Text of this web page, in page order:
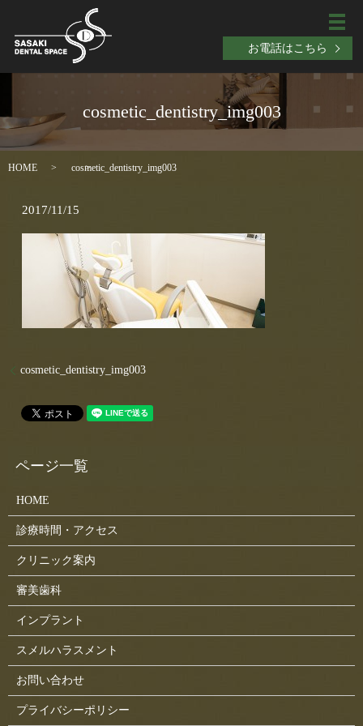
お電話はこちら
メ
cosmetic_dentistry_img003
HOME cosmetic_dentistry_img003
2017/11/15
cosmetic_dentistry_img003
HOME
診療時間・アクセス
クリニック案内
審美歯科
インプラント
スメルハラスメント
お問い合わせ
プライバシーポリシー